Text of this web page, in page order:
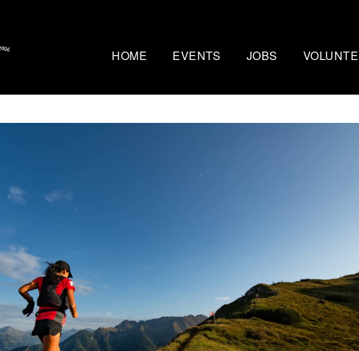
HOME EVENTS
– 75/100 KM
30/42 KM
Mammutmarsch München –
30/42/55 KM
Mammutmarsch Málaga –
30/50 KM
30/50 KM
JOBS